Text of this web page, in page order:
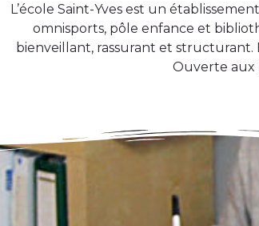
L’école Saint-Yves est un
omnisports, pôle enfance et
bienveillant, rassurant et structurant.
Ouverte aux